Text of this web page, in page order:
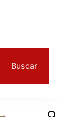
Buscar